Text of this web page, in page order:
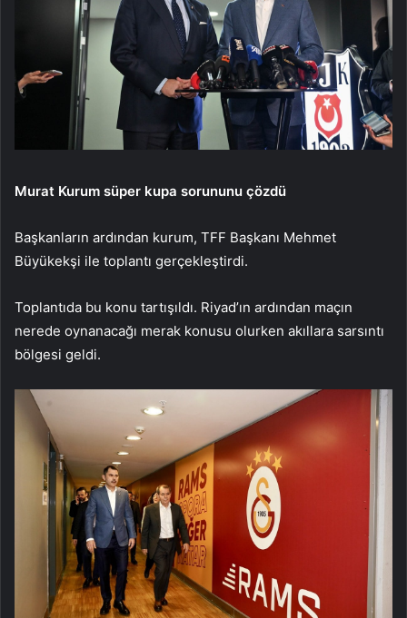
Murat Kurum süper kupa sorununu çözdü
Başkanların ardından kurum, TFF Başkanı Mehmet
Büyükekşi ile toplantı gerçekleştirdi.
Toplantıda bu konu tartışıldı. Riyad’ın ardından maçın
nerede oynanacağı merak konusu olurken akıllara sarsıntı
bölgesi geldi.